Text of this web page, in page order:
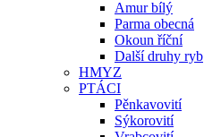
Amur bílý
Parma obecná
Okoun říční
Další druhy ryb
HMYZ
PTÁCI
Pěnkavovití
Sýkorovití